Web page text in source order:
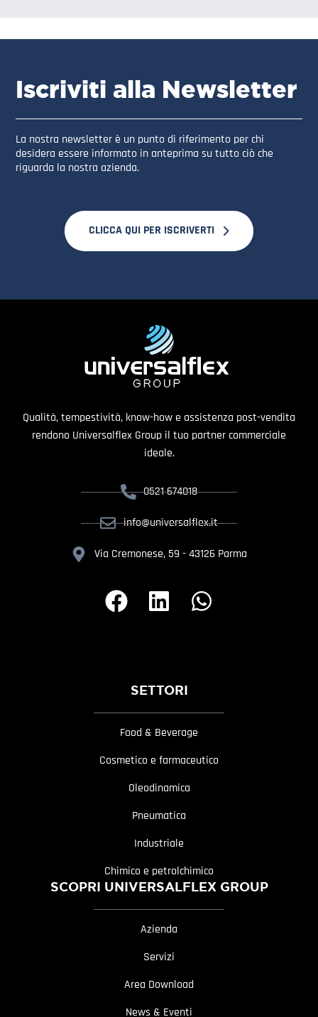
Iscriviti alla Newsletter
La nostra newsletter è un punto di riferimento per chi
desidera essere informato in anteprima su tutto ciò che
riguarda la nostra azienda.
CLICCA QUI PER ISCRIVERTI
Qualità, tempestività, know-how e assistenza post-vendita
rendono Universalflex Group il tuo partner commerciale
ideale.
0521 674018
info@universalflex.it
Via Cremonese, 59 - 43126 Parma
SETTORI
Food & Beverage
Cosmetico e farmaceutico
Oleodinamica
Pneumatica
Industriale
Chimico e petrolchimico
SCOPRI UNIVERSALFLEX GROUP
Azienda
Servizi
Area Download
News & Eventi